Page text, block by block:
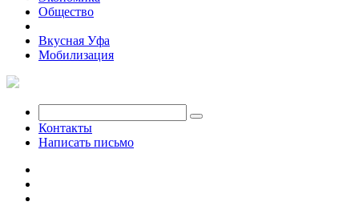
Общество
Вкусная Уфа
Мобилизация
Контакты
Написать письмо